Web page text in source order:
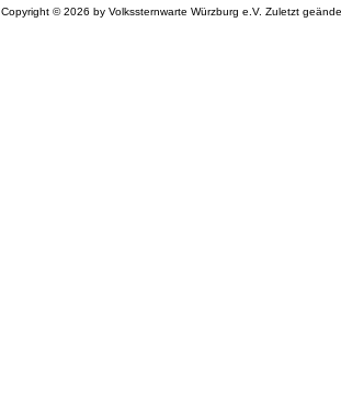
Copyright © 2026 by Volkssternwarte Würzburg e.V. Zuletzt